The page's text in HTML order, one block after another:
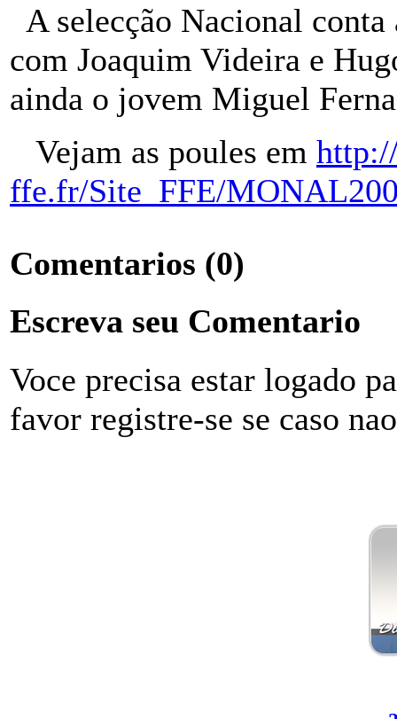
A selecção Nacional
com Joaquim Videira e
ainda o jovem Miguel
Vejam as poules em
ffe.fr/Site_FFE/
Comentarios (0)
Escreva seu Comentario
Voce precisa estar logado
favor registre-se se caso